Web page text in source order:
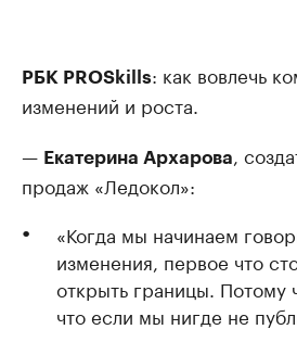
РБК PROSkills: как вовлечь
изменений и роста.
— Екатерина Архарова
,
продаж «Ледокол»:
«Когда мы начинаем
изменения, первое что
открыть границы. Потому
что если мы нигде не